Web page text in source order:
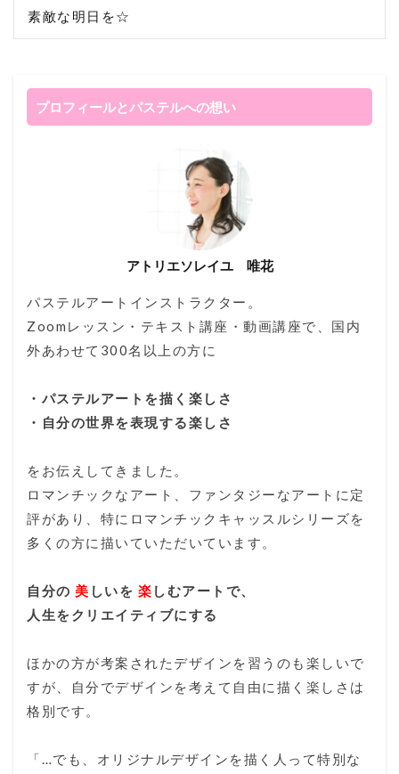
素敵な明日を☆
プロフィールとパステルへの想い
アトリエソレイユ 唯花
パステルアートインストラクター。
Zoomレッスン・テキスト講座・動画講座で、国内
外あわせて300名以上の方に
・パステルアートを描く楽しさ
・自分の世界を表現する楽しさ
をお伝えしてきました。
ロマンチックなアート、ファンタジーなアートに定
評があり、特にロマンチックキャッスルシリーズを
多くの方に描いていただいています。
自分の 美 しいを 楽 しむアートで、
人生をクリエイティブにする
ほかの方が考案されたデザインを習うのも楽しいで
すが、自分でデザインを考えて自由に描く楽しさは
格別です。
「…でも、オリジナルデザインを描く人って特別な